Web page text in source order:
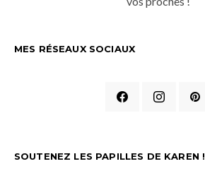
MES RÉSEAUX SOCIAUX
SOUTENEZ LES PAPILLES DE KAREN !